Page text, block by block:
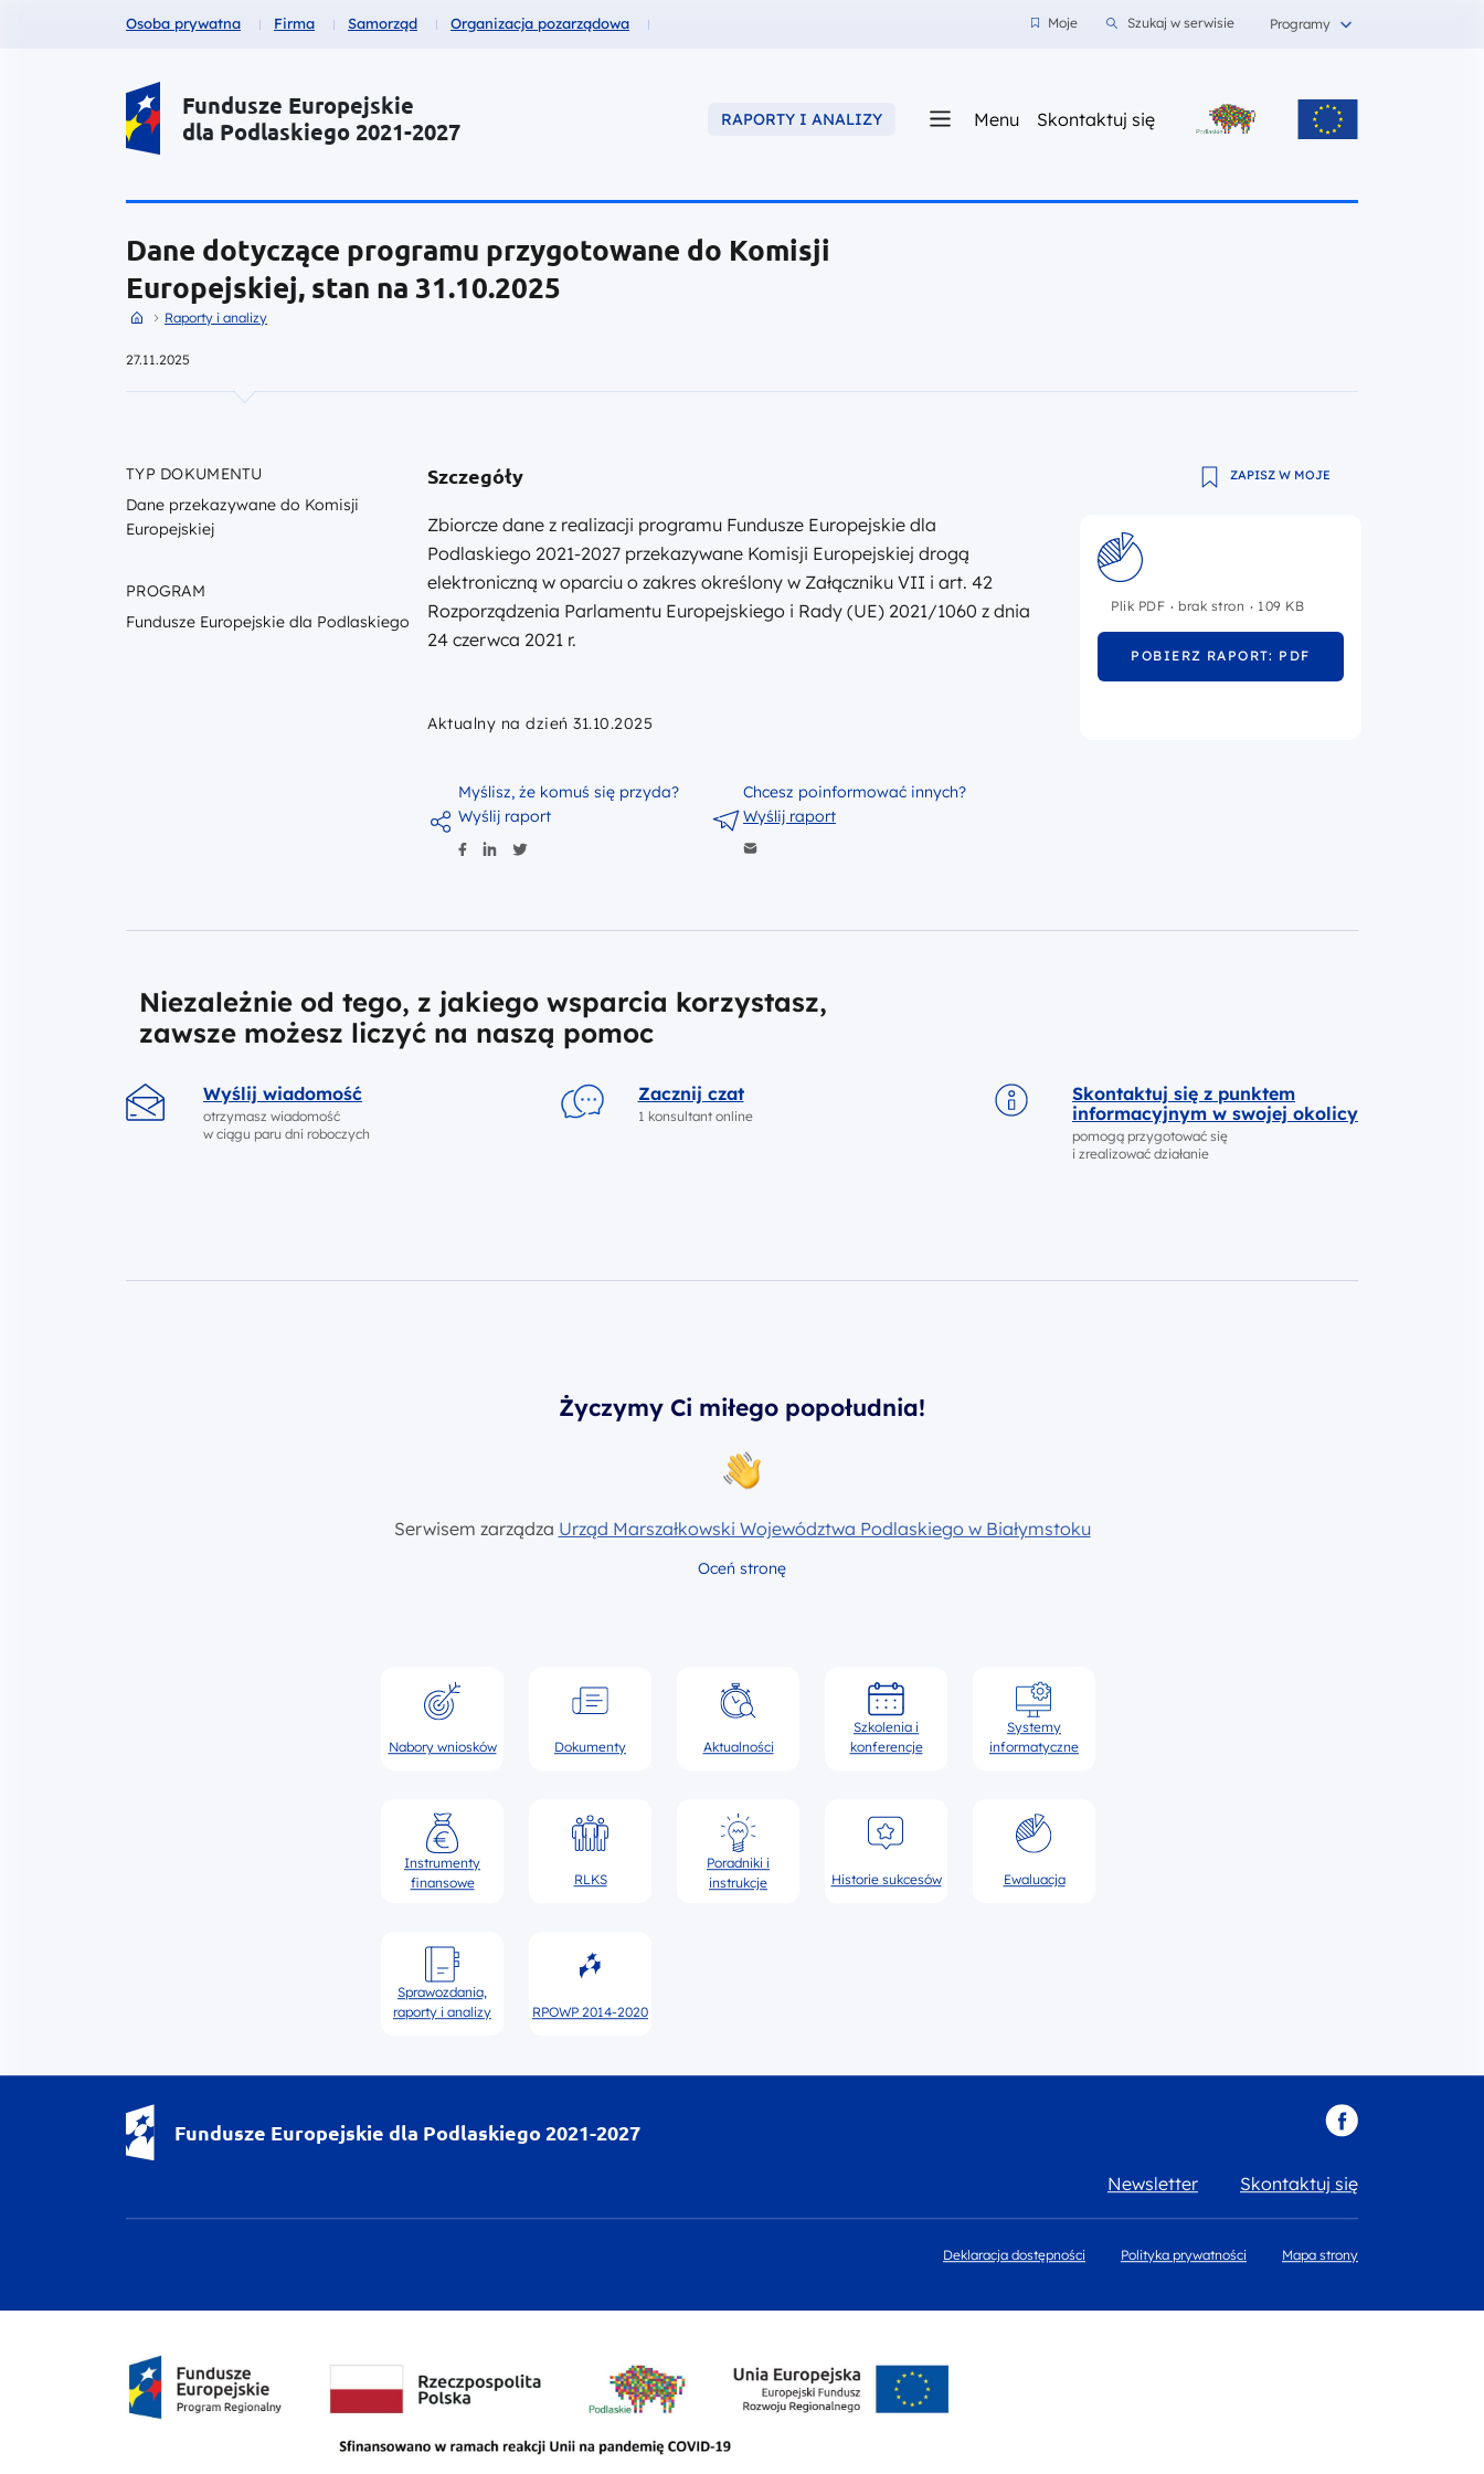
Fundusze dla
Osoba prywatna Fundusze dla
Firma Fundusze dla
Samorząd Fundusze dla
Organizacja pozarządowa Moje
wnioski Szukaj w serwisie Programy
Portal Funduszy Europejskich
Fundusze Europejskie
dla Podlaskiego 2021-2027
RAPORTY I ANALIZY Menu Skontaktuj sięz nami
Dane dotyczące programu przygotowane do Komisji
Europejskiej, stan na 31.10.2025
Przejdź do strony głównej portalu
Raporty i analizyPrzejdź do Raporty i analizy
27.11.2025
TYP DOKUMENTU
Dane przekazywane do Komisji
Europejskiej
PROGRAM
Fundusze Europejskie dla Podlaskiego
Szczegóły
Zbiorcze dane z realizacji programu Fundusze Europejskie dla
Podlaskiego 2021-2027 przekazywane Komisji Europejskiej drogą
elektroniczną w oparciu o zakres określony w Załączniku VII i art. 42
Rozporządzenia Parlamentu Europejskiego i Rady (UE) 2021/1060 z dnia
24 czerwca 2021 r.
Aktualny na dzień 31.10.2025
Myślisz, że komuś się przyda?
Wyślij raport
Chcesz poinformować innych?
Wyślij raport
ZAPISZ W MOJE
Plik PDF . brak stron . 109 KB
POBIERZ RAPORT: PDF
Niezależnie od tego, z jakiego wsparcia korzystasz,
zawsze możesz liczyć na naszą pomoc
Wyślij wiadomość
otrzymasz wiadomość
w ciągu paru dni roboczych
Zacznij czat
1 konsultant online
Skontaktuj się z punktem
informacyjnym w swojej okolicy
pomogą przygotować się
i zrealizować działanie
Życzymy Ci miłego popołudnia!
Serwisem zarządza Urząd Marszałkowski Województwa Podlaskiego w Białymstoku
Oceń stronę
Nabory wniosków Dokumenty Aktualności
Szkolenia i
konferencje
Systemy
informatyczne
Instrumenty
finansowe
RLKS
Poradniki i
instrukcje
Historie sukcesów Ewaluacja
Sprawozdania,
raporty i analizy
RPOWP 2014-2020
Fundusze Europejskie dla Podlaskiego 2021-2027
Newsletter Skontaktuj się
Deklaracja dostępności Polityka prywatności Mapa strony